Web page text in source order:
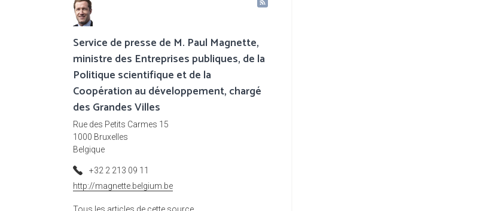
Service de presse de M. Paul Magnette,
ministre des Entreprises publiques, de la
Politique scientifique et de la
Coopération au développement, chargé
des Grandes Villes
Rue des Petits Carmes 15
1000 Bruxelles
Belgique
+32 2 213 09 11
http://magnette.belgium.be